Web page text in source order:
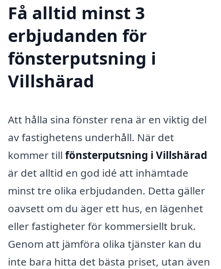
Få alltid minst 3
erbjudanden för
fönsterputsning i
Villshärad
Att hålla sina fönster rena är en viktig del
av fastighetens underhåll. När det
kommer till fönsterputsning i Villshärad
är det alltid en god idé att inhämtade
minst tre olika erbjudanden. Detta gäller
oavsett om du äger ett hus, en lägenhet
eller fastigheter för kommersiellt bruk.
Genom att jämföra olika tjänster kan du
inte bara hitta det bästa priset, utan även